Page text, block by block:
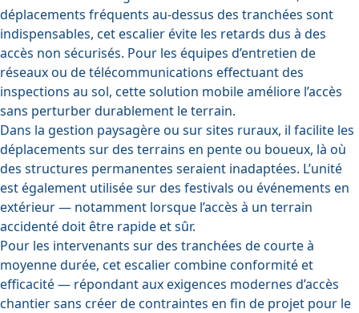
déplacements fréquents au-dessus des tranchées sont
indispensables, cet escalier évite les retards dus à des
accès non sécurisés. Pour les équipes d’entretien de
réseaux ou de télécommunications effectuant des
inspections au sol, cette solution mobile améliore l’accès
sans perturber durablement le terrain.
Dans la gestion paysagère ou sur sites ruraux, il facilite les
déplacements sur des terrains en pente ou boueux, là où
des structures permanentes seraient inadaptées. L’unité
est également utilisée sur des festivals ou événements en
extérieur — notamment lorsque l’accès à un terrain
accidenté doit être rapide et sûr.
Pour les intervenants sur des tranchées de courte à
moyenne durée, cet escalier combine conformité et
efficacité — répondant aux exigences modernes d’accès
chantier sans créer de contraintes en fin de projet pour le